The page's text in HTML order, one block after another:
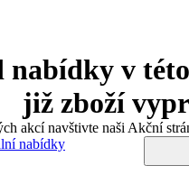
nabídky v
již zboží
akcí navštivte naši Akční
nabídky